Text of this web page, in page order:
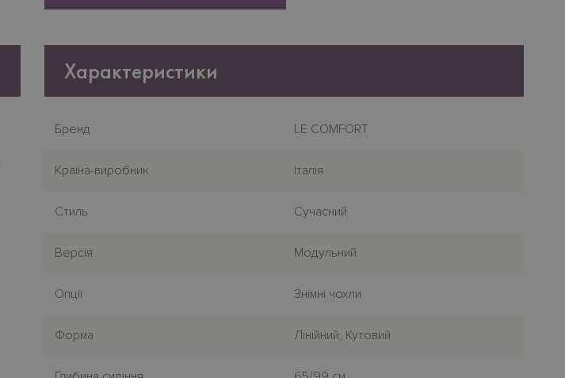
Характеристики
Бренд LE COMFORT
Країна-виробник Італія
Стиль Сучасний
Версія Модульний
Опції Знімні чохли
Форма Лiнiйний, Кутовий